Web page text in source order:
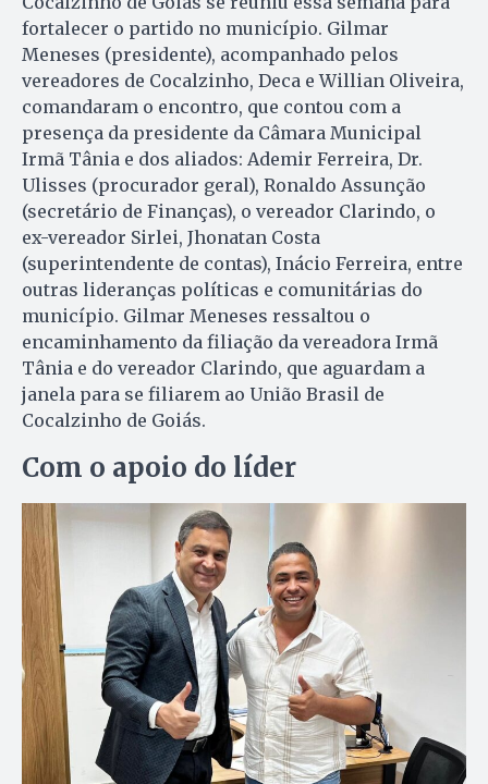
fortalecer o partido no município. Gilmar
Meneses (presidente), acompanhado pelos
vereadores de Cocalzinho, Deca e Willian Oliveira,
comandaram o encontro, que contou com a
presença da presidente da Câmara Municipal
Irmã Tânia e dos aliados: Ademir Ferreira, Dr.
Ulisses (procurador geral), Ronaldo Assunção
(secretário de Finanças), o vereador Clarindo, o
ex-vereador Sirlei, Jhonatan Costa
(superintendente de contas), Inácio Ferreira, entre
outras lideranças políticas e comunitárias do
município. Gilmar Meneses ressaltou o
encaminhamento da filiação da vereadora Irmã
Tânia e do vereador Clarindo, que aguardam a
janela para se filiarem ao União Brasil de
Cocalzinho de Goiás.
Com o apoio do líder